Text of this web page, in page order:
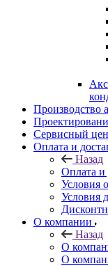
Производство
Сервисный
Оплата и
Назад
Оплата и
Условия
Условия
О компании
Назад
О
О